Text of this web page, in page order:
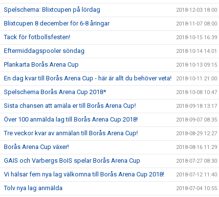
Spelschema: Blixtcupen på lördag 2018-12-03 18:00
Blixtcupen 8 december för 6-8 åringar 2018-11-07 08:00
Tack för fotbollsfesten! 2018-10-15 16:39
Eftermiddagspooler söndag 2018-10-14 14:01
Plankarta Borås Arena Cup 2018-10-13 09:15
En dag kvar till Borås Arena Cup - här är allt du behöver veta! 2018-10-11 21:00
Spelschema Borås Arena Cup 2018* 2018-10-08 10:47
Sista chansen att amäla er till Borås Arena Cup! 2018-09-18 13:17
Över 100 anmälda lag till Borås Arena Cup 2018! 2018-09-07 08:35
Tre veckor kvar av anmälan till Borås Arena Cup! 2018-08-29 12:27
Borås Arena Cup växer! 2018-08-16 11:29
GAIS och Varbergs BoIS spelar Borås Arena Cup 2018-07-27 08:30
Vi hälsar fem nya lag välkomna till Borås Arena Cup 2018! 2018-07-12 11:40
Tolv nya lag anmälda 2018-07-04 10:55